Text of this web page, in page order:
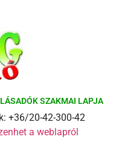
SZAKMAI LAPJA
+36/20-42-300-42
a weblapról